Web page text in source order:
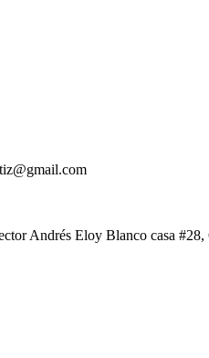
Andrés Eloy Blanco casa